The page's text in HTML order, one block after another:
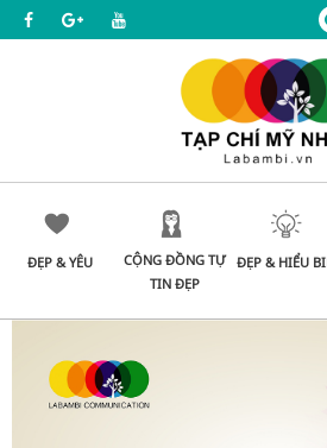
ĐẸP & YÊU
CỘNG ĐỒNG TỰ
TIN ĐẸP
ĐẸP & HIỂU